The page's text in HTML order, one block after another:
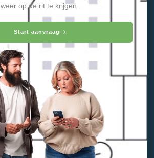
weer op de rit te krijgen.
Start aanvraag